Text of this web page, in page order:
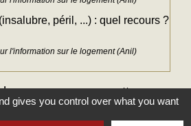
péril, ...) : quel recours ?
l'information sur le logement (Anil)
une erreur sur cette page
gives you control over what you want